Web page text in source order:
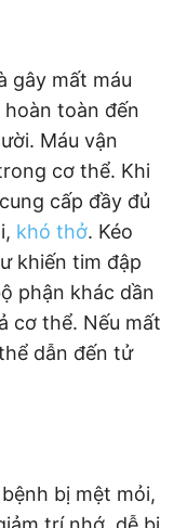
gây mất máu
hoàn toàn đến
Máu vận
cơ thể. Khi
cấp đầy đủ
khó thở. Kéo
khiến tim đập
phận khác dần
cơ thể. Nếu mất
dẫn đến tử
bị mệt mỏi,